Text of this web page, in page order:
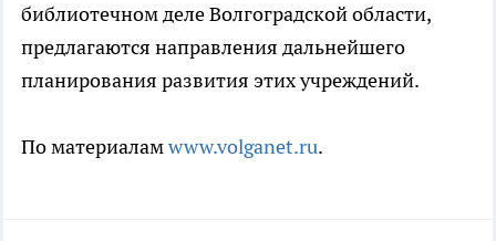
библиотечном деле Волгоградской области,
предлагаются направления дальнейшего
планирования развития этих учреждений.
По материаламwww.volganet.ru.